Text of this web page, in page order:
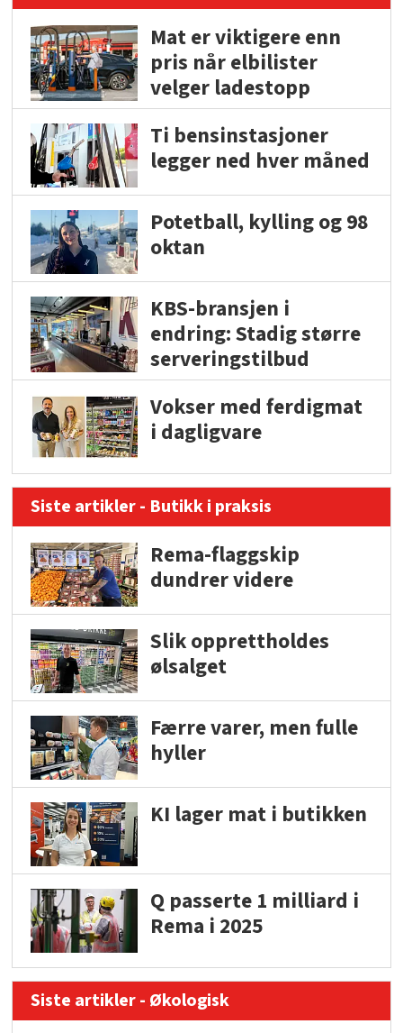
Mat er viktigere enn
pris når elbilister
velger ladestopp
Ti bensinstasjoner
legger ned hver måned
Potetball, kylling og 98
oktan
KBS-bransjen i
endring: Stadig større
serveringstilbud
Vokser med ferdigmat
i dagligvare
Siste artikler - Butikk i praksis
Rema-flaggskip
dundrer videre
Slik opprettholdes
ølsalget
Færre varer, men fulle
hyller
KI lager mat i butikken
Q passerte 1 milliard i
Rema i 2025
Siste artikler - Økologisk